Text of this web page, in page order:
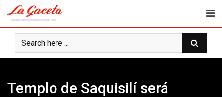
content
Templo de Saquisilí será